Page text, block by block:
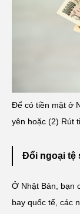
Để có tiền mặt ở
yên hoặc (2) Rút
Đổi ngoại tệ
Ở Nhật Bản, bạn
bay quốc tế, các